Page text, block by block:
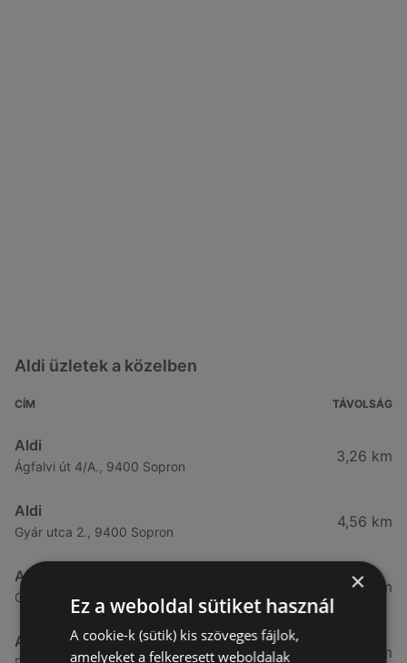
Aldi üzletek a közelben
CÍM TÁVOLSÁG
Aldi
Ágfalvi út 4/A., 9400 Sopron
3,26 km
Aldi
Gyár utca 2., 9400 Sopron
4,56 km
Aldi
Győri út 45., 9400 Sopron
7,57 km
Aldi
49,08 km
×
Ez a weboldal sütiket használ
A cookie-k (sütik) kis szöveges fájlok,
amelyeket a felkeresett weboldalak